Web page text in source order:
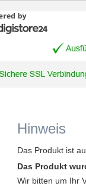
Hinweis
Das Produkt ist
Das Produkt
Wir bitten um Ihr